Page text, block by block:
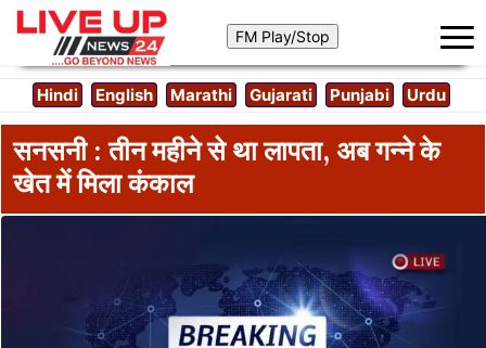
Hindi English Marathi Gujarati Punjabi Urdu
सनसनी : तीन महीने से था लापता, अब गन्ने के
खेत में मिला कंकाल